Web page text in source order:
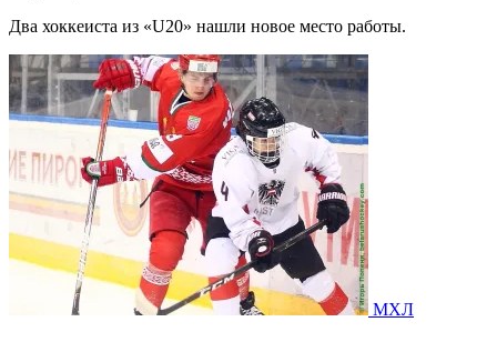
Два хоккеиста из «U20» нашли новое место работы.
МХЛ